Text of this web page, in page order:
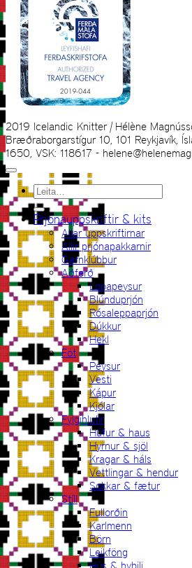
2019 Icelandic Knitter | Hélène
Bræðraborgarstígur 10, 101 Reykjavík,
1650, VSK: 118617 -
Leita
eftir:
Prjónauppskriftir & kits
Allar uppskriftirnar
Allir prjónapakkarnir
Garnklúbbur
Aðferð
Lopapeysur
Blúnduprjón
Rósaleppaprjón
Dúkkur
Hekl
Föt
Peysur
Vesti
Kápur
Kjólar
Fylgihlutir
Húfur & haus
Hyrnur & sjöl
Kragar & háls
Vettlingar & hendur
Sokkar & fætur
Stíll
Fullorðin
Karlmenn
Börn
Leikföng
Hús & hybili